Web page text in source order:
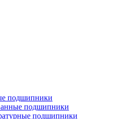
подшипники
подшипники
подшипники